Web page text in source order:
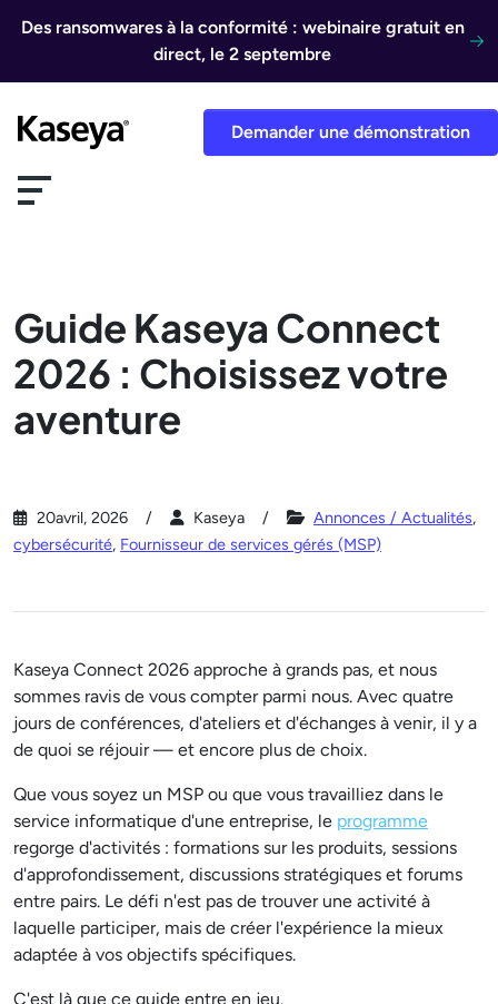
Des ransomwares à la conformité : webinaire gratuit en
direct, le 2 septembre
Demander une démonstration
Guide Kaseya Connect
2026 : Choisissez votre
aventure
20avril, 2026 Kaseya Annonces / Actualités,
cybersécurité, Fournisseur de services gérés (MSP)
Kaseya Connect 2026 approche à grands pas, et nous
sommes ravis de vous compter parmi nous. Avec quatre
jours de conférences, d'ateliers et d'échanges à venir, il y a
de quoi se réjouir — et encore plus de choix.
Que vous soyez un MSP ou que vous travailliez dans le
service informatique d'une entreprise, le programme
regorge d'activités : formations sur les produits, sessions
d'approfondissement, discussions stratégiques et forums
entre pairs. Le défi n'est pas de trouver une activité à
laquelle participer, mais de créer l'expérience la mieux
adaptée à vos objectifs spécifiques.
C'est là que ce guide entre en jeu.